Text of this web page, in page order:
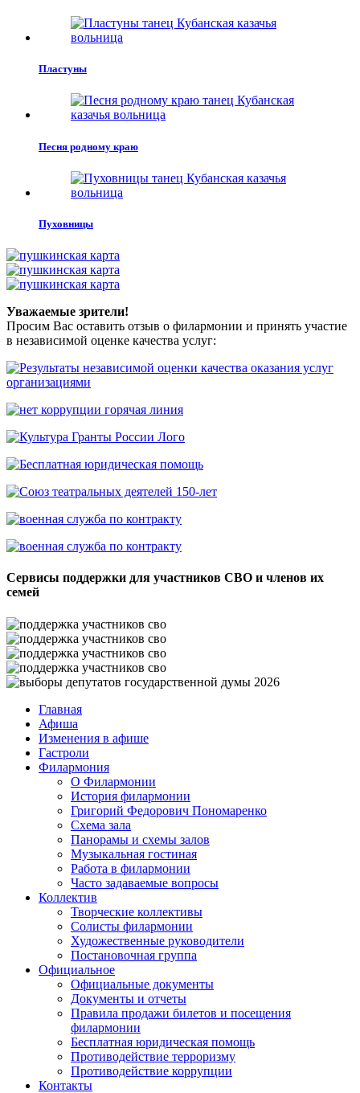
Пластуны
Песня родному краю
Пуховницы
Уважаемые зрители!
Просим Вас оставить отзыв о филармонии и принять участие
в независимой оценке качества услуг:
Сервисы поддержки для участников СВО и членов их
семей
Главная
Афиша
Изменения в афише
Гастроли
Филармония
О Филармонии
История филармонии
Григорий Федорович Пономаренко
Схема зала
Панорамы и схемы залов
Музыкальная гостиная
Работа в филармонии
Часто задаваемые вопросы
Коллектив
Творческие коллективы
Солисты филармонии
Художественные руководители
Постановочная группа
Официальное
Официальные документы
Документы и отчеты
Правила продажи билетов и посещения
филармонии
Бесплатная юридическая помощь
Противодействие терроризму
Противодействие коррупции
Контакты